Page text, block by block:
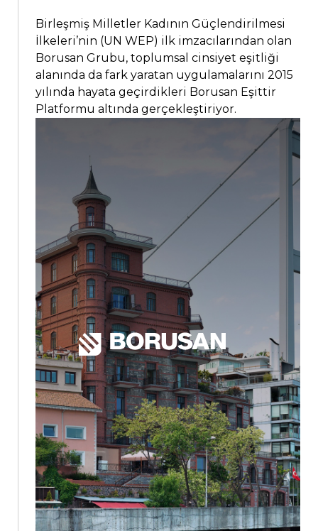
Birleşmiş Milletler Kadının Güçlendirilmesi
İlkeleri’nin (UN WEP) ilk imzacılarından olan
Borusan Grubu, toplumsal cinsiyet eşitliği
alanında da fark yaratan uygulamalarını 2015
yılında hayata geçirdikleri Borusan Eşittir
Platformu altında gerçekleştiriyor.